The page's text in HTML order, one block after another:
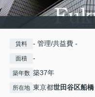
賃料 - 管理/共益費 -
面積 -
築年数 築37年
所在地 東京都世田谷区船橋